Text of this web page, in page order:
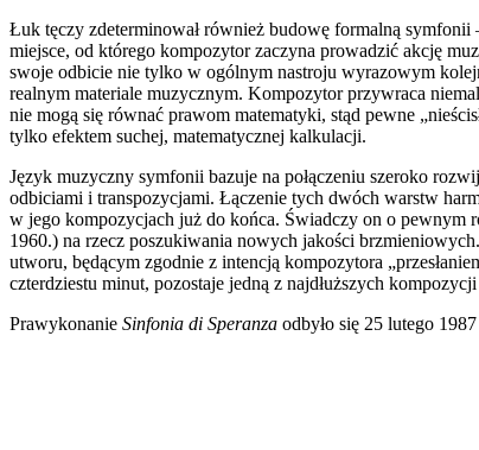
Łuk tęczy zdeterminował również budowę formalną symfonii
miejsce, od którego kompozytor zaczyna prowadzić akcję
swoje odbicie nie tylko w ogólnym nastroju wyrazowym
realnym materiale muzycznym. Kompozytor przywraca
nie mogą się równać prawom matematyki, stąd pewne
tylko efektem suchej, matematycznej kalkulacji.
Język muzyczny symfonii bazuje na połączeniu szeroko
odbiciami i transpozycjami. Łączenie tych dwóch warstw
w jego kompozycjach już do końca. Świadczy on o pewnym
1960.) na rzecz poszukiwania nowych jakości
utworu, będącym zgodnie z intencją kompozytora
czterdziestu minut, pozostaje jedną z najdłuższych
Prawykonanie Sinfonia di Speranza odbyło się 25 lutego